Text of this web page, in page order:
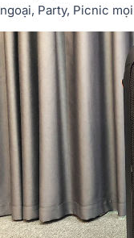
ngoại, Party, Picnic